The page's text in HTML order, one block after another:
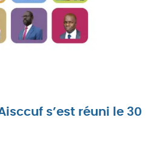
s’est réuni le 30